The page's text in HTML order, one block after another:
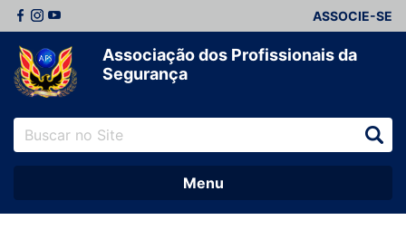
ASSOCIE-SE
Associação dos Profissionais da
Segurança
Menu